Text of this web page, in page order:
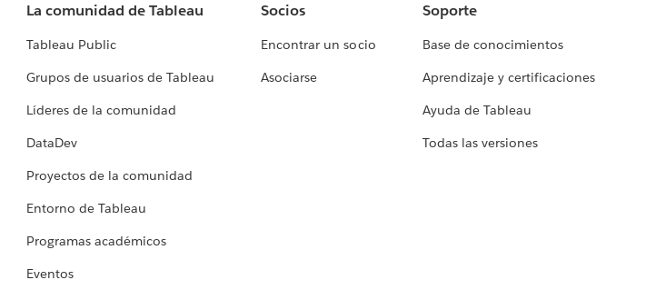
La comunidad de Tableau
Tableau Public
Grupos de usuarios de Tableau
Líderes de la comunidad
DataDev
Proyectos de la comunidad
Entorno de Tableau
Programas académicos
Eventos
Socios
Encontrar un socio
Asociarse
Soporte
Base de conocimientos
Aprendizaje y certificaciones
Ayuda de Tableau
Todas las versiones